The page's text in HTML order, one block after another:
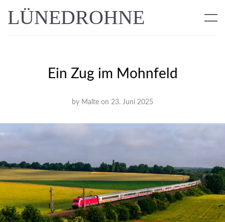
LÜNEDROHNE
Ein Zug im Mohnfeld
by Malte on 23. Juni 2025